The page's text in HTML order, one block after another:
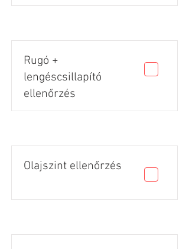
Rugó +
lengéscsillapító
ellenőrzés
Olajszint ellenőrzés